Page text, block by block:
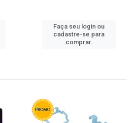
Faça seu login ou
cadastre-se para
comprar.